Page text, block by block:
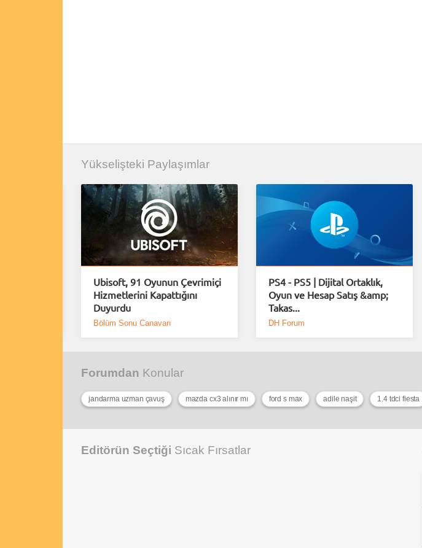
Yükselişteki Paylaşımlar
Ubisoft, 91 Oyunun Çevrimiçi
Hizmetlerini Kapattığını
Duyurdu
Bölüm Sonu Canavarı
PS4 - PS5 | Dijital Ortaklık,
Oyun ve Hesap Satış &amp;
Takas...
DH Forum
Forumdan Konular
jandarma uzman çavuş mazda cx3 alınır mı ford s max adile naşit 1.4 tdci fiesta
Editörün Seçtiği Sıcak Fırsatlar